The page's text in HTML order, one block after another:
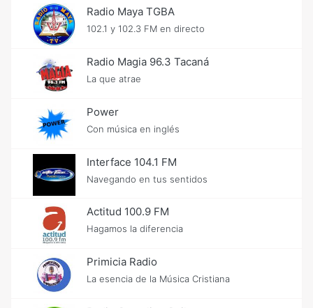
Radio Maya TGBA
102.1 y 102.3 FM en directo
Radio Magia 96.3 Tacaná
La que atrae
Power
Con música en inglés
Interface 104.1 FM
Navegando en tus sentidos
Actitud 100.9 FM
Hagamos la diferencia
Primicia Radio
La esencia de la Música Cristiana